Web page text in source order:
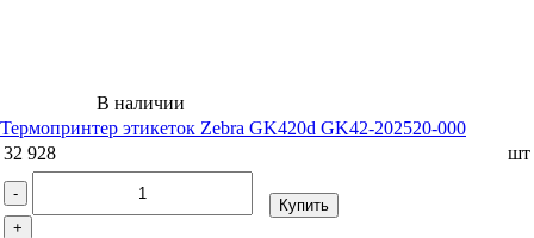
В наличии
Термопринтер этикеток Zebra GK420d GK42-202520-000
32 928
шт
-
+
Купить